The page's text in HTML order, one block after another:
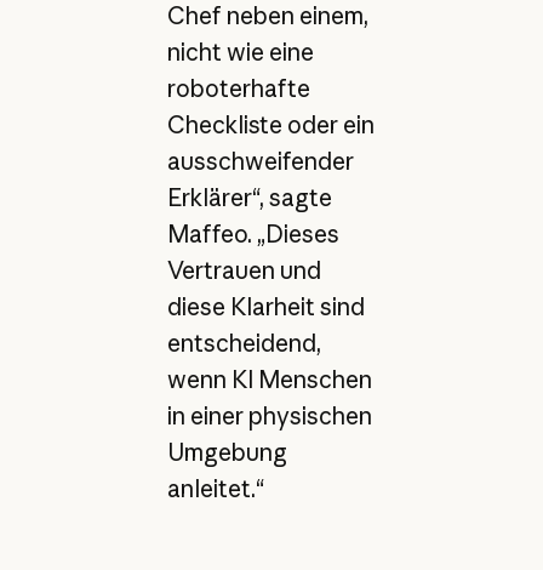
Chef neben einem,
nicht wie eine
roboterhafte
Checkliste oder ein
ausschweifender
Erklärer“, sagte
Maffeo. „Dieses
Vertrauen und
diese Klarheit sind
entscheidend,
wenn KI Menschen
in einer physischen
Umgebung
anleitet.“